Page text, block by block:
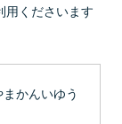
用くださいます
かんいゆう